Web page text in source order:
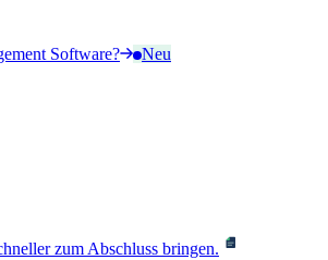
Software?
Neu
zum Abschluss bringen.